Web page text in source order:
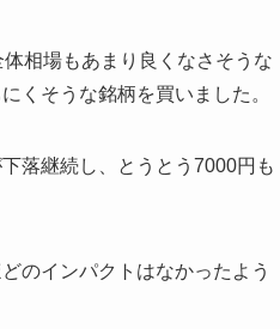
相場もあまり良くなさそうな
くそうな銘柄を買いました。
落継続し、とうとう7000円も
のインパクトはなかったよう